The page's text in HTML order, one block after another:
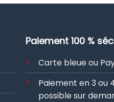
Paiement 100 %
Carte bleue ou
Paiement en 3 ou
possible sur